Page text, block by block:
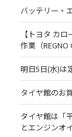
バッテリー・
【トヨタ カ
作業（REGNO
明日5日(水)は
タイヤ館のお
タイヤ館は「
とエンジンオ